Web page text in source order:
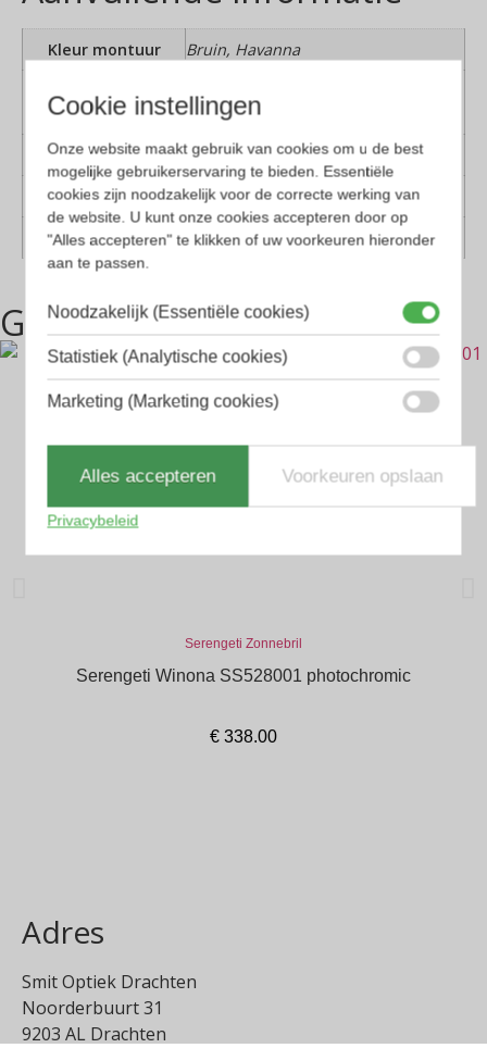
Kleur montuur
Bruin, Havanna
Montuur
materiaal
Kunststof
Lens materiaal
Glas
Geschikt voor
Dames, Heren
Vorm
Rechthoekig, Vlinder
Gerelateerde producten
Serengeti Zonnebril
Serengeti Winona SS528001 photochromic
€ 338.00
Adres
Smit Optiek Drachten
Noorderbuurt 31
9203 AL Drachten
Cookie instellingen
Onze website maakt gebruik van cookies om u de best
mogelijke gebruikerservaring te bieden. Essentiële
cookies zijn noodzakelijk voor de correcte werking van
de website. U kunt onze cookies accepteren door op
"Alles accepteren" te klikken of uw voorkeuren hieronder
aan te passen.
Noodzakelijk (Essentiële cookies)
Statistiek (Analytische cookies)
Marketing (Marketing cookies)
Alles accepteren Voorkeuren opslaan
Privacybeleid